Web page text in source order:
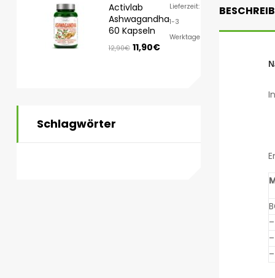
Activlab
Ashwagandha
60 Kapseln
12,90€ 11,90€
Lieferzeit:
1-3
Werktage
Schlagwörter